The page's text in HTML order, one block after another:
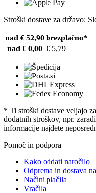
Stroški dostave za državo:
nad € 52,90 brezplačno*
nad € 0,00 € 5,79
* Ti stroški dostave veljajo
dodatnih stroškov, npr.
informacije najdete
Pomoč in podpora
Kako oddati naročilo
Odprema in dostava
Načini plačila
Vračila